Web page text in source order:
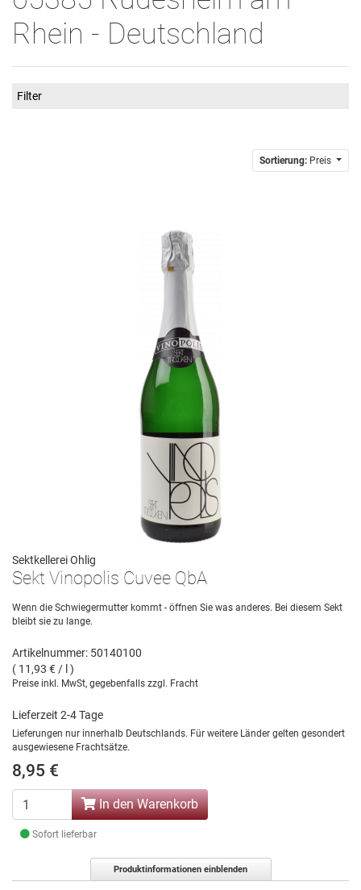
Rhein - Deutschland
Filter
Sortierung: Preis
Sektkellerei Ohlig
Sekt Vinopolis Cuvee QbA
Wenn die Schwiegermutter kommt - öffnen Sie was anderes. Bei diesem Sekt
bleibt sie zu lange.
Artikelnummer: 50140100
( 11,93 € / l )
Preise inkl. MwSt, gegebenfalls zzgl. Fracht
Lieferzeit 2-4 Tage
Lieferungen nur innerhalb Deutschlands. Für weitere Länder gelten gesondert
ausgewiesene Frachtsätze.
8,95 €
In den Warenkorb
Sofort lieferbar
Produktinformationen einblenden